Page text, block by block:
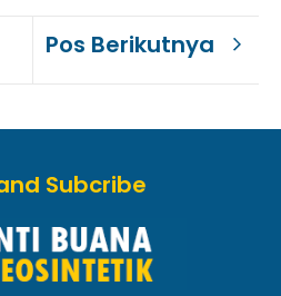
Pos Berikutnya
Subcribe